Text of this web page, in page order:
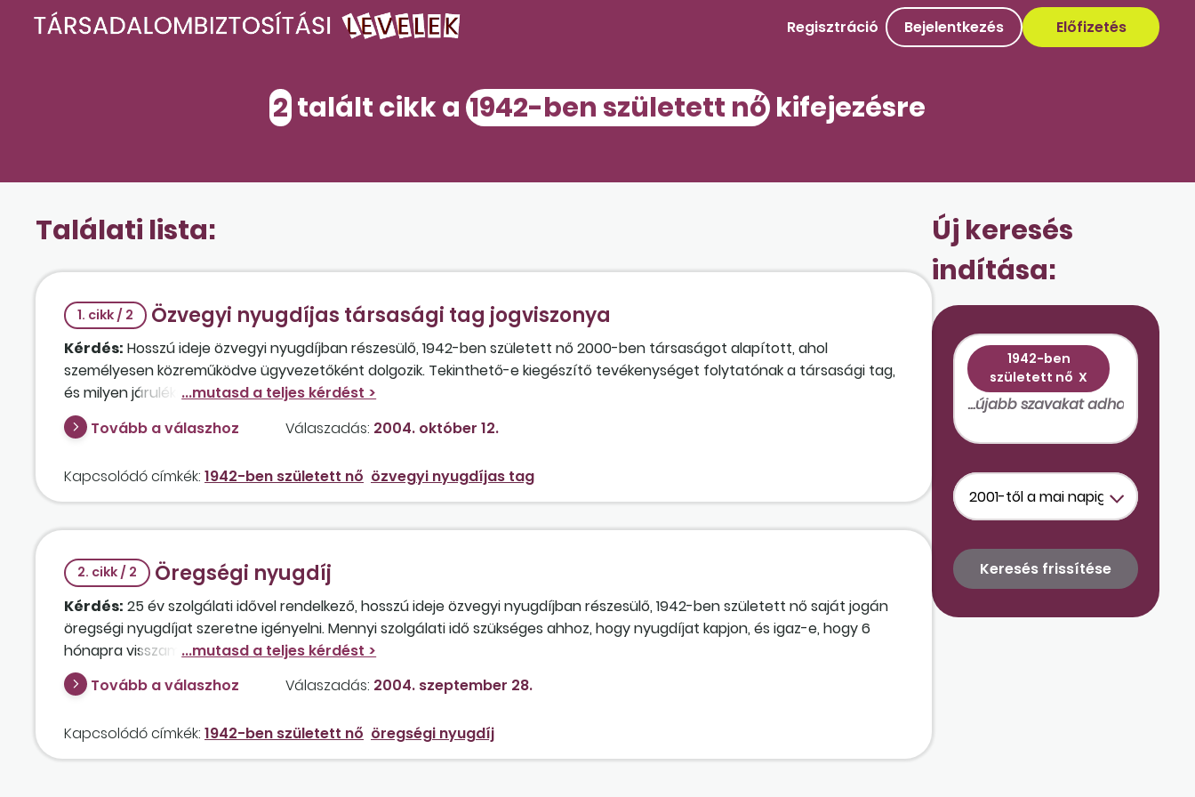
Regisztráció Bejelentkezés Előfizetés
2 talált cikk a 1942-ben született nő kifejezésre
Találati lista:
1. cikk / 2 Özvegyi nyugdíjas társasági tag jogviszonya
Kérdés: Hosszú ideje özvegyi nyugdíjban részesülő, 1942-ben született nő 2000-ben társaságot alapított, ahol
személyesen közreműködve ügyvezetőként dolgozik. Tekinthető-e kiegészítő tevékenységet folytatónak a társasági tag,
és milyen járulékokat kell fizetni utána abban az esetben, ha vesz fel jövedelmet, illetve ha nem?
Tovább a válaszhoz
Válaszadás: 2004. október 12.
Kapcsolódó címkék: 1942-ben született nő özvegyi nyugdíjas tag
2. cikk / 2 Öregségi nyugdíj
Kérdés: 25 év szolgálati idővel rendelkező, hosszú ideje özvegyi nyugdíjban részesülő, 1942-ben született nő saját jogán
öregségi nyugdíjat szeretne igényelni. Mennyi szolgálati idő szükséges ahhoz, hogy nyugdíjat kapjon, és igaz-e, hogy 6
hónapra visszamenőleg kérheti az ellátás megállapítását?
Tovább a válaszhoz
Válaszadás: 2004. szeptember 28.
Kapcsolódó címkék: 1942-ben született nő öregségi nyugdíj
Új keresés
indítása:
1942-ben
született nő X